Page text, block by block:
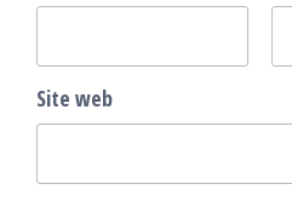
Site web